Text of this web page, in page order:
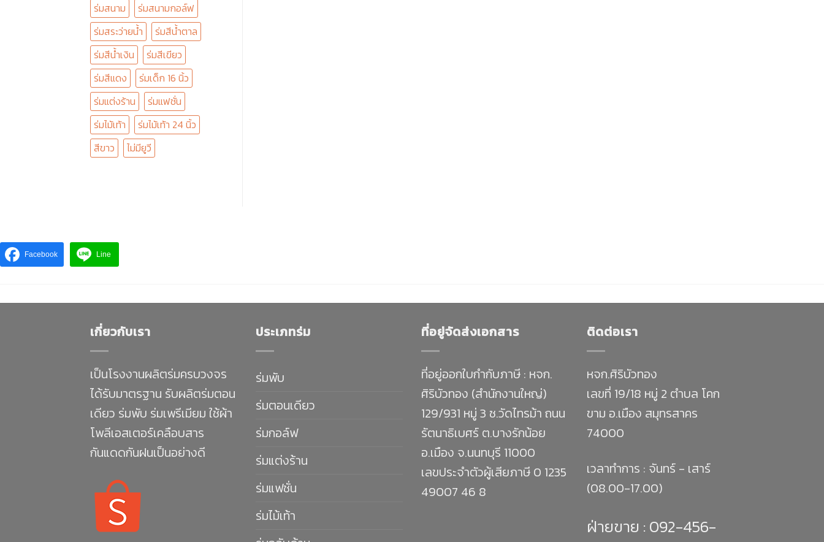
ร่มสนาม
ร่มสนามกอล์ฟ
ร่มสระว่ายน้ำ
ร่มสีน้ำตาล
ร่มสีน้ำเงิน
ร่มสีเขียว
ร่มสีแดง
ร่มเด็ก 16 นิ้ว
ร่มแต่งร้าน
ร่มแฟชั่น
ร่มไม้เท้า
ร่มไม้เท้า 24 นิ้ว
สีขาว
ไม่มียูวี
Facebook Line
เกี่ยวกับเรา
เป็นโรงงานผลิตร่มครบวงจร
ได้รับมาตรฐาน รับผลิตร่มตอน
เดียว ร่มพับ ร่มเพรีเมียม ใช้ผ้า
โพลีเอสเตอร์เคลือบสาร
กันแดดกันฝนเป็นอย่างดี
ประเภทร่ม
ร่มพับ
ร่มตอนเดียว
ร่มกอล์ฟ
ร่มแต่งร้าน
ร่มแฟชั่น
ร่มไม้เท้า
ที่อยู่จัดส่งเอกสาร
ที่อยู่ออกใบกำกับภาษี : หจก.
ศิริบัวทอง (สำนักงานใหญ่)
129/931 หมู่ 3 ซ.วัดไทรม้า ถนน
รัตนาธิเบศร์ ต.บางรักน้อย
อ.เมือง จ.นนทบุรี 11000
เลขประจำตัวผู้เสียภาษี 0 1235
49007 46 8
ติดต่อเรา
หจก.ศิริบัวทอง
เลขที่ 19/18 หมู่ 2 ตำบล โคก
ขาม อ.เมือง สมุทรสาคร
74000
เวลาทำการ : จันทร์ - เสาร์
(08.00-17.00)
ฝ่ายขาย : 092-456-